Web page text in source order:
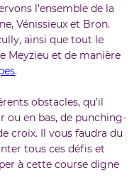
l’ensemble de la
Vénissieux et Bron.
ainsi que tout le
Meyzieu et de manière
.
obstacles, qu’il
ou en bas, de punching-
croix. Il vous faudra du
tous ces défis et
à cette course digne